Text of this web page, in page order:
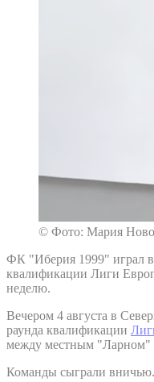
© Фото: Мария
ФК "Иберия 1999" играл
квалификации Лиги
неделю.
Вечером 4 августа в
раунда квалификации
между местным "Ларном"
Команды сыграли вничью.